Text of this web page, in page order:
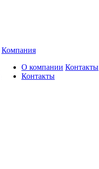
Компания
О компании
Контакты
Контакты